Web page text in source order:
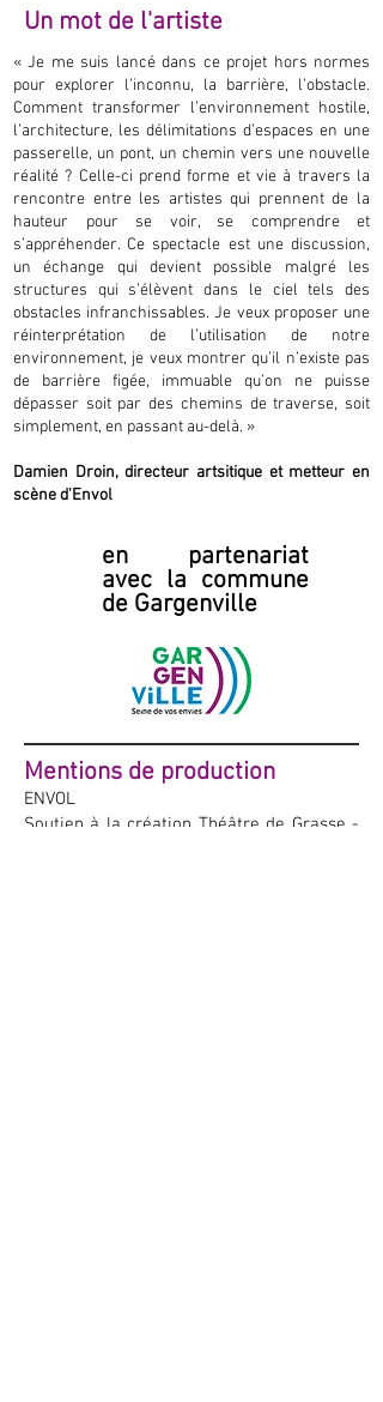
Un mot de l'artiste
« Je me suis lancé dans ce projet hors normes
pour explorer l’inconnu, la barrière, l’obstacle.
Comment transformer l’environnement hostile,
l’architecture, les délimitations d’espaces en une
passerelle, un pont, un chemin vers une nouvelle
réalité ? Celle-ci prend forme et vie à travers la
rencontre entre les artistes qui prennent de la
hauteur pour se voir, se comprendre et
s’appréhender. Ce spectacle est une discussion,
un échange qui devient possible malgré les
structures qui s’élèvent dans le ciel tels des
obstacles infranchissables. Je veux proposer une
réinterprétation de l’utilisation de notre
environnement, je veux montrer qu’il n’existe pas
de barrière figée, immuable qu’on ne puisse
dépasser soit par des chemins de traverse, soit
simplement, en passant au-delà. »
Damien Droin, directeur artsitique et metteur en
scène d'Envol
en partenariat
avec la commune
de Gargenville
Mentions de production
ENVOL
Soutien à la création Théâtre de Grasse -